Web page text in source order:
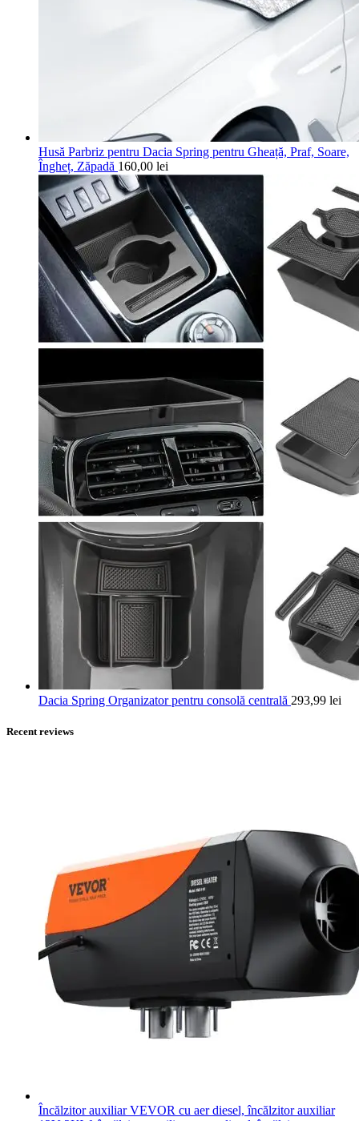
Husă Parbriz pentru Dacia Spring pentru Gheață, Praf, Soare,
Îngheț, Zăpadă 160,00 lei
Dacia Spring Organizator pentru consolă centrală 293,99 lei
Recent reviews
Încălzitor auxiliar VEVOR cu aer diesel, încălzitor auxiliar